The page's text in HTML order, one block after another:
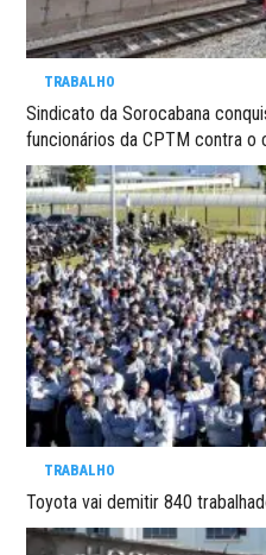
TRABALHO
Sindicato da Sorocabana
funcionários da CPTM contra o
TRABALHO
Toyota vai demitir 840